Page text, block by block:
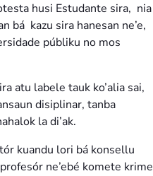
husi Estudante sira, nia
bá kazu sira hanesan ne’e,
públiku no mos
atu labele tauk ko’alia sai,
disiplinar, tanba
la di’ak.
kuandu lori bá konsellu
ne’ebé komete krime